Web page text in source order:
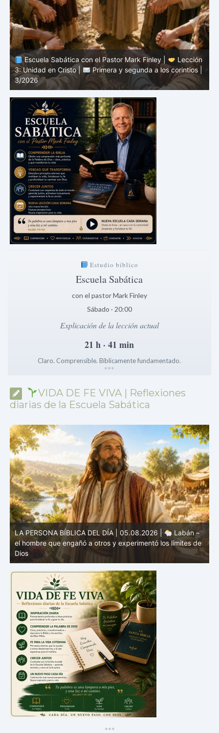
Escuela Sabática con el Pastor Mark Finley |
Lección
2: El mensaje de la cruz |
Primera y segunda a los
corintios | 3/2026
Estudio bíblico
Escuela Sabática
con el pastor Mark Finley
Sábado · 20:00
Explicación de la lección actual
21 h · 41 min
Claro. Comprensible. Bíblicamente fundamentado.
***
VIDA DE FE VIVA | Reflexiones
diarias de la Escuela Sabática
LA PERSONA BÍBLICA DEL DÍA | 04.08.2026 |
Melquisedec – el rey de paz y sacerdote del Dios Altísimo
***